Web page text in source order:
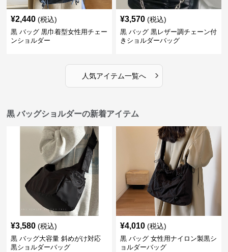
¥2,440 (税込)
黒 バッグ 黒巾着型女性用チェー
ンショルダー
¥3,570 (税込)
黒 バッグ 黒レザー調チェーン付
きショルダーバッグ
人気アイテム一覧へ ›
黒 バッグショルダーの新着アイテム
¥3,580 (税込)
黒 バッグ大容量 斜めがけ対応
黒ショルダーバッグ
¥4,010 (税込)
黒 バッグ 女性用ナイロン製黒シ
ョルダーバッグ